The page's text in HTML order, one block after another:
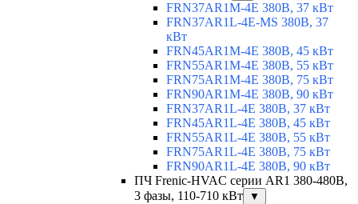
FRN37AR1M-4E 380В, 37 кВт
FRN37AR1L-4E-MS 380В, 37
кВт
FRN45AR1M-4E 380В, 45 кВт
FRN55AR1M-4E 380В, 55 кВт
FRN75AR1M-4E 380В, 75 кВт
FRN90AR1M-4E 380В, 90 кВт
FRN37AR1L-4E 380В, 37 кВт
FRN45AR1L-4E 380В, 45 кВт
FRN55AR1L-4E 380В, 55 кВт
FRN75AR1L-4E 380В, 75 кВт
FRN90AR1L-4E 380В, 90 кВт
ПЧ Frenic-HVAC серии AR1 380-480В,
3 фазы, 110-710 кВт
▼